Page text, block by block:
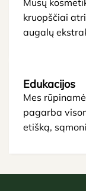
kruopščiai
augalų
Edukacijos
Mes
pagarba
etišką,